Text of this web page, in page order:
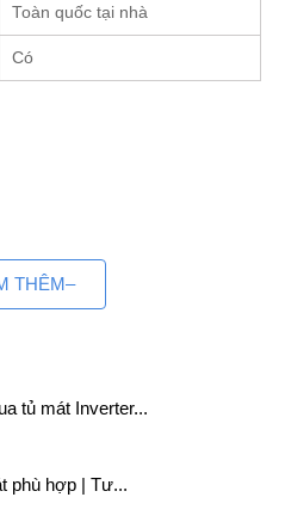
Toàn quốc tại nhà
Có
THÊM–
tủ mát Inverter...
phù hợp | Tư...